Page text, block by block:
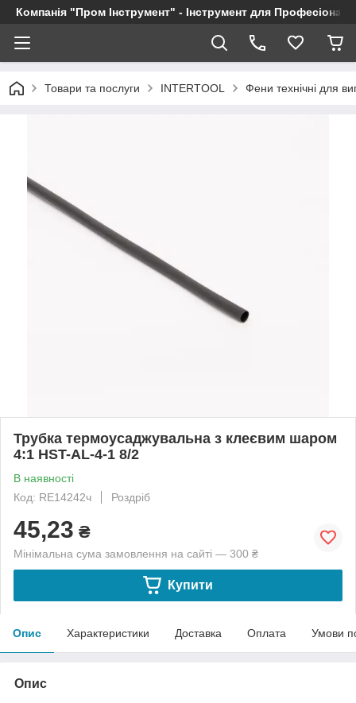
Компанія "Пром Інструмент" - Інструмент для
Товари та послуги INTERTOOL Фени технічні для
Трубка термоусаджувальна з клеєвим шаром
4:1 HST-AL-4-1 8/2
В наявності
Код: RE14242ч
Роздріб
45,23 ₴
Мінімальна сума замовлення на сайті — 300 ₴
Купити
Опис Характеристики Доставка Оплата Умови
Опис